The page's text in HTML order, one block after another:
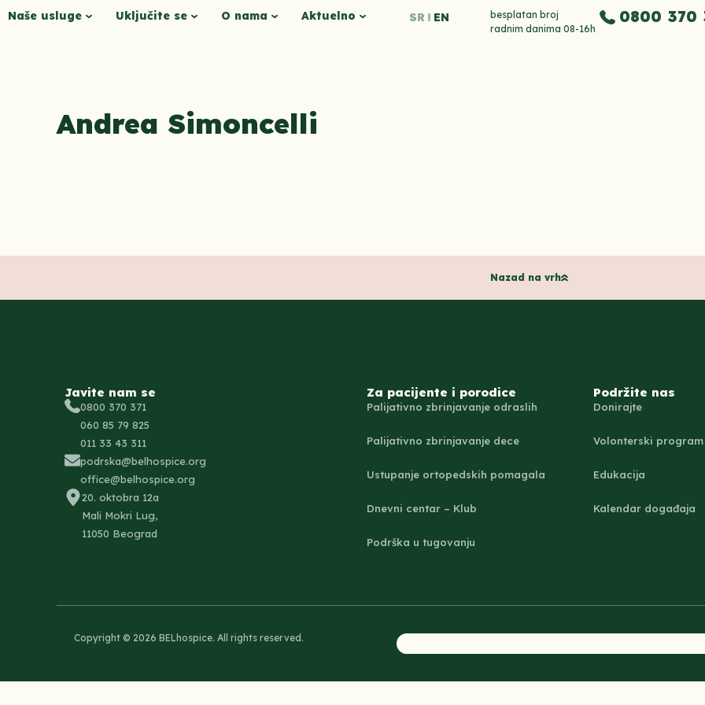
Naše usluge Uključite se O nama Aktuelno SR EN
besplatan broj
radnim danima 08-16h
0800 370
Andrea Simoncelli
Nazad na vrh
Javite nam se
0800 370 371
060 85 79 825
011 33 43 311
podrska@belhospice.org
office@belhospice.org
20. oktobra 12a
Mali Mokri Lug,
11050 Beograd
Za pacijente i porodice
Palijativno zbrinjavanje odraslih
Palijativno zbrinjavanje dece
Ustupanje ortopedskih pomagala
Dnevni centar – Klub
Podrška u tugovanju
Podržite nas
Donirajte
Volonterski program
Edukacija
Kalendar događaja
Copyright © 2026 BELhospice. All rights reserved.